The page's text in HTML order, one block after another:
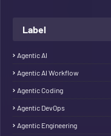
Label
Agentic AI
Agentic AI Workflow
Agentic Coding
Agentic DevOps
Agentic Engineering